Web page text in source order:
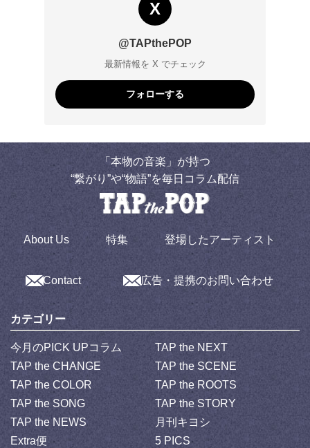
X
@TAPthePOP
最新情報を X でチェック
フォローする
「本物の音楽」が持つ
“繋がり”や“物語”を毎日コラム配信
About Us 特集 登場したアーティスト
Contact 広告・提携のお問い合わせ
カテゴリー
今月のPICK UPコラム
TAP the NEXT
TAP the CHANGE
TAP the SCENE
TAP the COLOR
TAP the ROOTS
TAP the SONG
TAP the STORY
TAP the NEWS
月刊キヨシ
Extra便
5 PICS